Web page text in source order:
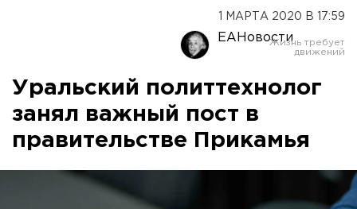
1 МАРТА 2020 В 17:59
ЕАНовости
Уральский политтехнолог
занял важный пост в
правительстве Прикамья